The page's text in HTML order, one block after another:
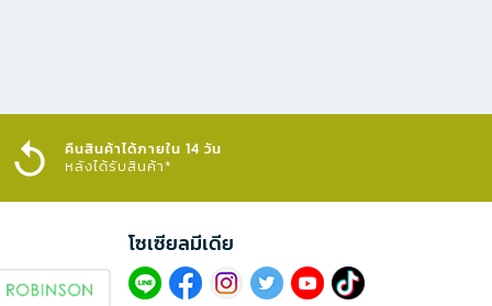
คืนสินค้าได้ภายใน 14 วัน
หลังได้รับสินค้า*
โซเซียลมีเดีย​